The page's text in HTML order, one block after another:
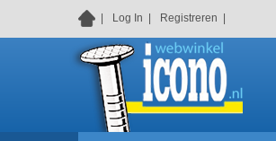
Log In Registreren